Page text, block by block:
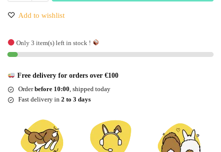
Add to wishlist
Only 3 item(s) left in stock !
Free delivery for orders over €100
Orderbefore 10:00, shipped today
Fast delivery in 2 to 3 days